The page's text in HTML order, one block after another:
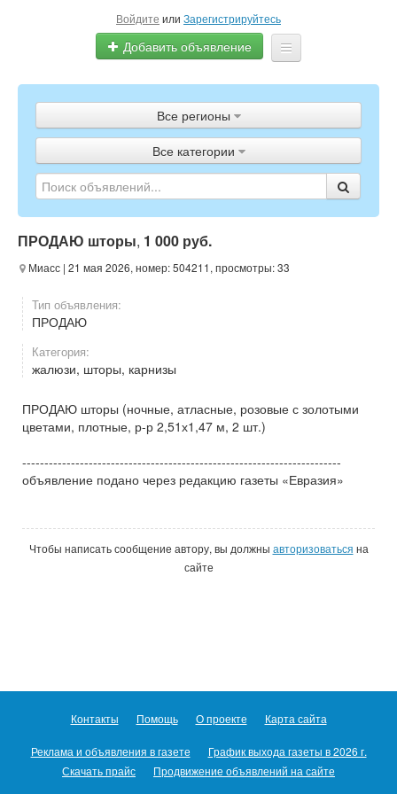
Войдите или Зарегистрируйтесь
Добавить объявление
Объявления
Полистать газету
ТВ-программа
Все регионы
Все категории
ПРОДАЮ шторы, 1 000 руб.
Миасс | 21 мая 2026, номер: 504211, просмотры: 33
Тип объявления:
ПРОДАЮ
Категория:
жалюзи, шторы, карнизы
ПРОДАЮ шторы (ночные, атласные, розовые с золотыми
цветами, плотные, р-р 2,51х1,47 м, 2 шт.)
------------------------------------------------------------------------
объявление подано через редакцию газеты «Евразия»
Чтобы написать сообщение автору, вы должны авторизоваться на
сайте
Контакты Помощь О проекте Карта сайта
Реклама и объявления в газете
График выхода газеты в 2026 г.
Скачать прайс
Продвижение объявлений на сайте